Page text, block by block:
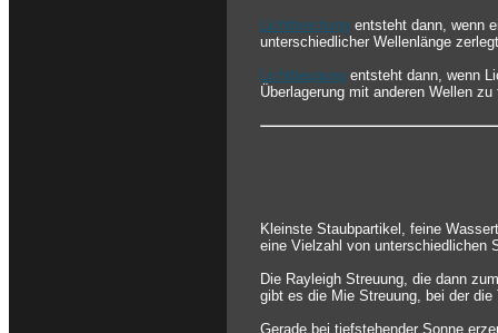
Lichtbrechung entsteht dann, wenn
unterschiedlicher Wellenlänge
Lichtbeugung entsteht dann, wenn
Überlagerung mit anderen Wellen
Kleinste Staubpartikel, feine
eine Vielzahl von unterschiedlichen
Die Rayleigh Streuung, die dann
gibt es die Mie Streuung, bei der
Gerade bei tiefstehender Sonne